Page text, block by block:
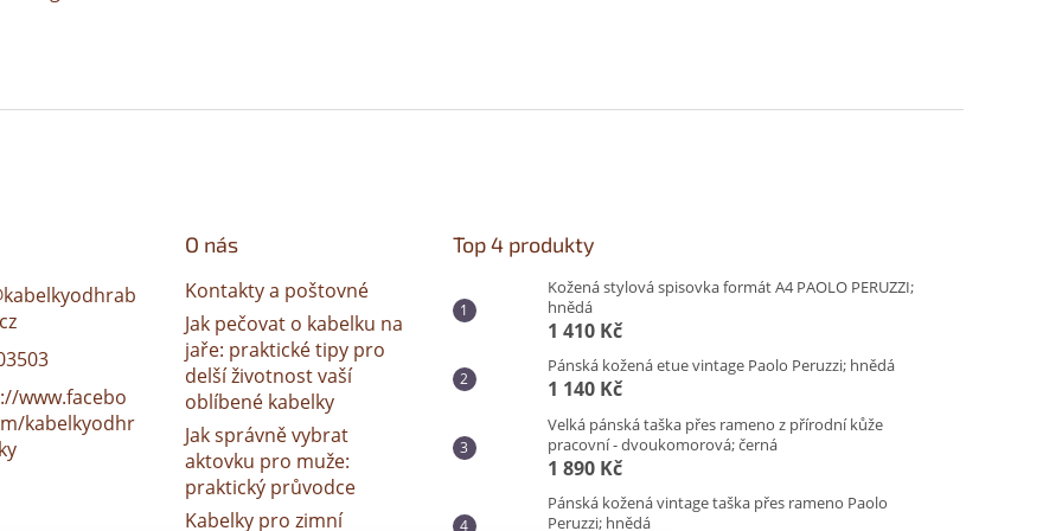
kabelkyodhrab
www.facebo
kabelkyodhr
O nás
Kontakty a poštovné
Jak pečovat o kabelku na
jaře: praktické tipy pro
delší životnost vaší
oblíbené kabelky
Jak správně vybrat
aktovku pro muže:
praktický průvodce
Kabelky pro zimní
Top 4 produkty
Kožená stylová spisovka formát A4 PAOLO PERUZZI;
hnědá
1 410 Kč
Pánská kožená etue vintage Paolo Peruzzi; hnědá
1 140 Kč
Velká pánská taška přes rameno z přírodní kůže
pracovní - dvoukomorová; černá
1 890 Kč
Pánská kožená vintage taška přes rameno Paolo
Peruzzi; hnědá